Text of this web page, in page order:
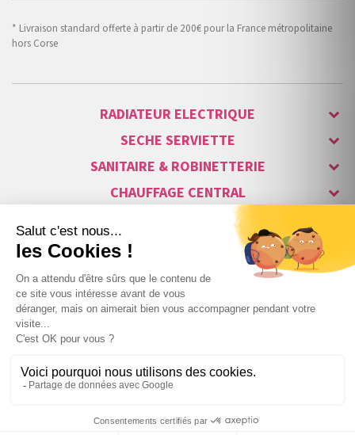
42,00 € TTC
* Livraison standard offerte à partir de 200€ pour la France métropolitaine
hors Corse
RADIATEUR ELECTRIQUE
SECHE SERVIETTE
SANITAIRE & ROBINETTERIE
CHAUFFAGE CENTRAL
ALARME & SÉCURITÉ
MAISON CONNECTÉE
VISIOPHONE & INTERPHONE
LUMINAIRES & ECLAIRAGE